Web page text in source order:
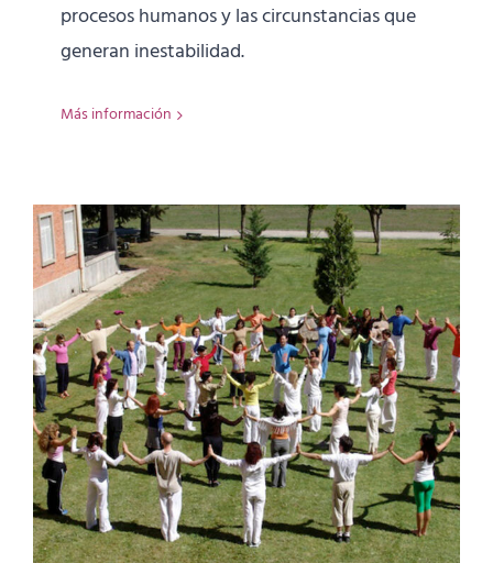
procesos humanos y las circunstancias que
generan inestabilidad.
Más información